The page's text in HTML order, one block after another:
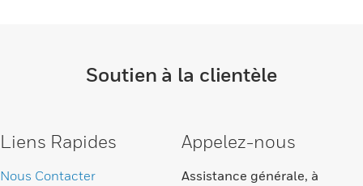
Soutien à la clientèle
Liens Rapides
Nous Contacter
Appelez-nous
Assistance générale, à